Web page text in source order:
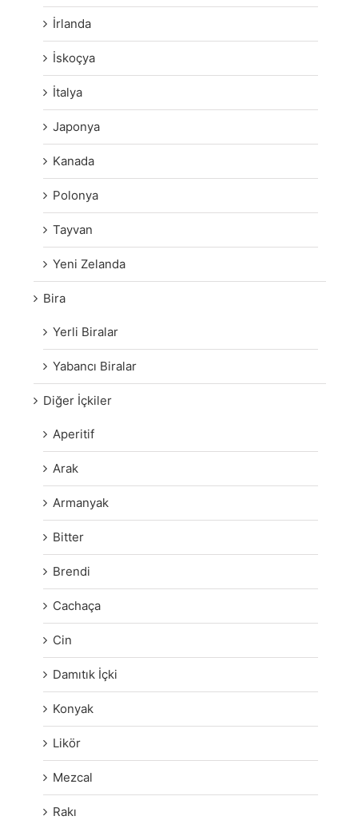
İrlanda
İskoçya
İtalya
Japonya
Kanada
Polonya
Tayvan
Yeni Zelanda
Bira
Yerli Biralar
Yabancı Biralar
Diğer İçkiler
Aperitif
Arak
Armanyak
Bitter
Brendi
Cachaça
Cin
Damıtık İçki
Konyak
Likör
Mezcal
Rakı